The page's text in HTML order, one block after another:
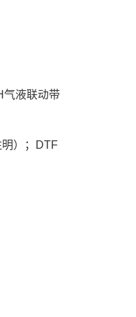
气液联动带
）；DTF